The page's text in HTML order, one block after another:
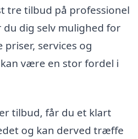
tre tilbud på professionel
dig selv mulighed for
services og
være en stor fordel i
tilbud, får du et klart
og kan derved træffe